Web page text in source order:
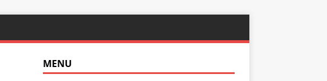
MENU